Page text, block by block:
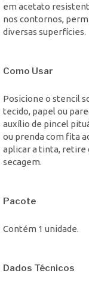
em acetato
nos contornos,
diversas superfícies.
Como Usar
Posicione o stencil
tecido, papel ou
auxílio de pincel
ou prenda com fita
aplicar a tinta, retire
secagem.
Pacote
Contém 1 unidade.
Dados Técnicos